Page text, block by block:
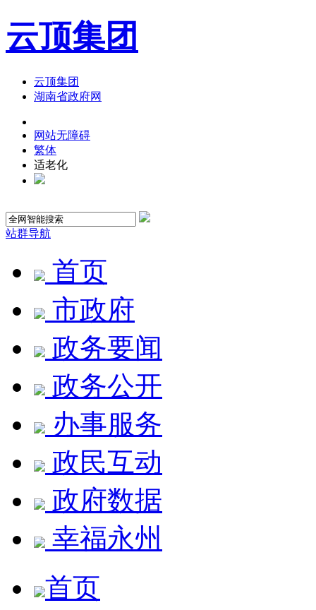
云顶集团
云顶集团
湖南省政府网
网站无障碍
繁体
适老化
站群导航
首页
市政府
政务要闻
政务公开
办事服务
政民互动
政府数据
幸福永州
首页